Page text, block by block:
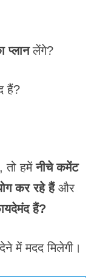
प्लानलेंगे?
हैं?
तो हमेंनीचे कमेंट
कर रहे हैंऔर
हैं?
में मदद मिलेगी।